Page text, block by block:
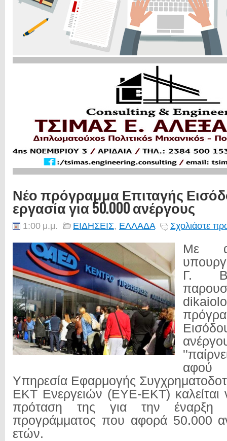
Νέο πρόγραμμα Επιταγής
εργασία για 50.000 ανέργους
1:00 μ.μ. ΕΙΔΗΣΕΙΣ, ΕΛΛΑΔΑ Σχολιάστε
Με
Γ.
Υπηρεσία Εφαρμογής
ΕΚΤ Ενεργειών (ΕΥΕ-ΕΚΤ) καλείται
πρόταση της για την
προγράμματος που αφορά 50.000
ετών.